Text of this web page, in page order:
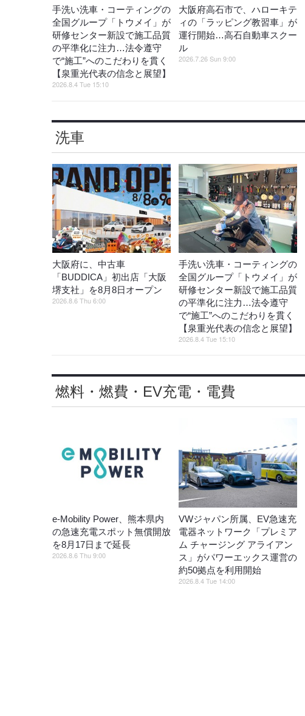
手洗い洗車・コーティングの
全国グループ「トウメイ」が
研修センター新設で施工品質
の平準化に注力…法令遵守
で“施工”へのこだわりを貫く
【泉重光代表の信念と展望】
2026.8.4 Tue 15:10
大阪府高石市で、ハローキテ
ィの「ラッピング教習車」が
運行開始…高石自動車スクー
ル
2026.7.26 Sun 9:00
洗車
大阪府に、中古車
「BUDDICA」初出店「大阪
堺支社」を8月8日オープン
2026.8.6 Thu 6:00
手洗い洗車・コーティングの
全国グループ「トウメイ」が
研修センター新設で施工品質
の平準化に注力…法令遵守
で“施工”へのこだわりを貫く
【泉重光代表の信念と展望】
2026.8.4 Tue 15:10
燃料・燃費・EV充電・電費
e-Mobility Power、熊本県内
の急速充電スポット無償開放
を8月17日まで延長
2026.8.6 Thu 9:00
VWジャパン所属、EV急速充
電器ネットワーク「プレミア
ム チャージング アライアン
ス」がパワーエックス運営の
約50拠点を利用開始
2026.8.4 Tue 14:00